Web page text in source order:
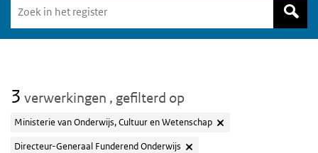
in
het
3 verwerkingen , gefilterd op
Ministerie van Onderwijs, Cultuur en Wetenschap
Directeur-Generaal Funderend Onderwijs